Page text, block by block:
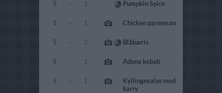
5 - 1 Pumpkin Spice
5 - 1 Chicken parmesan
5 - 2 Blåbæris
5 - 1 Adana kebab
5 - 1
Kyllingesalat med
karry